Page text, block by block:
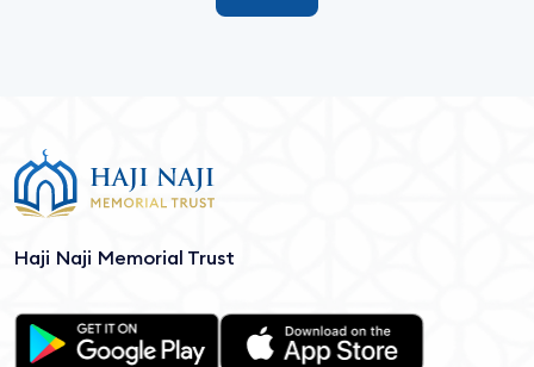
Haji Naji Memorial Trust